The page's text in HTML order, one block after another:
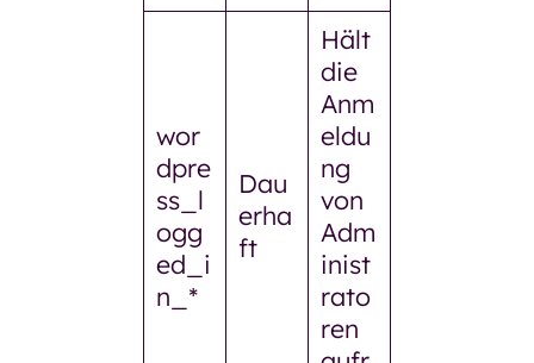
wor
dpre
ss_l
ogg
ed_i
n_*
Dau
erha
ft
Hält
die
Anm
eldu
ng
von
Adm
inist
rato
ren